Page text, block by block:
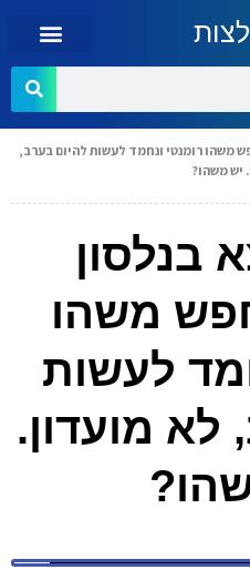
משהו רומנטי ונחמד לעשות להיום בערב,
יש משהו?
בנלסון
משהו
לעשות
לא מועדון.